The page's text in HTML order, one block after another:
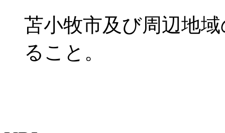
苫小牧市及び周辺地
ること。